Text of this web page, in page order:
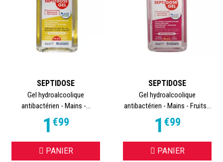
SEPTIDOSE
Gel hydroalcoolique
antibactérien - Mains -...
1 €99
PANIER
SEPTIDOSE
Gel hydroalcoolique
antibactérien - Mains - Fruits...
1 €99
PANIER